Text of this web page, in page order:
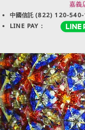
嘉義
中國信託 (822) 120-
LINE PAY：